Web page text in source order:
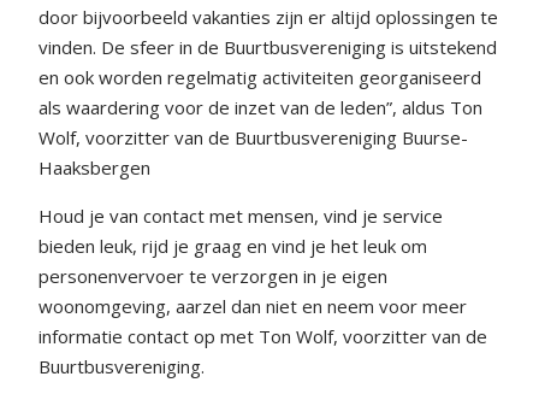
door bijvoorbeeld vakanties zijn er altijd oplossingen te
vinden. De sfeer in de Buurtbusvereniging is uitstekend
en ook worden regelmatig activiteiten georganiseerd
als waardering voor de inzet van de leden”, aldus Ton
Wolf, voorzitter van de Buurtbusvereniging Buurse-
Haaksbergen
Houd je van contact met mensen, vind je service
bieden leuk, rijd je graag en vind je het leuk om
personenvervoer te verzorgen in je eigen
woonomgeving, aarzel dan niet en neem voor meer
informatie contact op met Ton Wolf, voorzitter van de
Buurtbusvereniging.